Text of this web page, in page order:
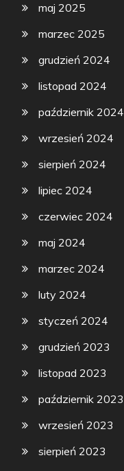
maj 2025
marzec 2025
grudzień 2024
listopad 2024
październik 2024
wrzesień 2024
sierpień 2024
lipiec 2024
czerwiec 2024
maj 2024
marzec 2024
luty 2024
styczeń 2024
grudzień 2023
listopad 2023
październik 2023
wrzesień 2023
sierpień 2023